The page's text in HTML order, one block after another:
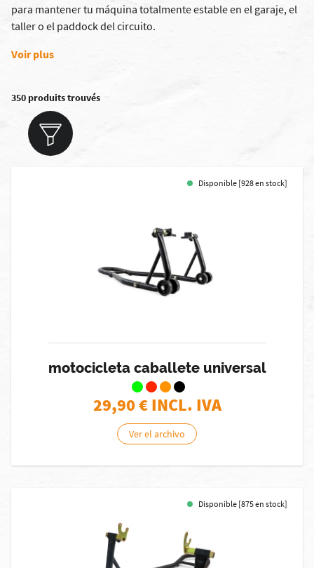
para mantener tu máquina totalmente estable en el garaje, el
taller o el paddock del circuito.
Voir plus
350 produits trouvés
Disponible [928 en stock]
motocicleta caballete universal
29,90€ INCL. IVA
Ver el archivo
Disponible [875 en stock]